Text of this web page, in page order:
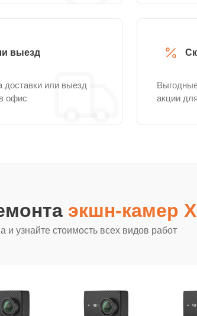
выезд
или выезд
офис
акции
экшн-камер
и узнайте стоимость всех видов работ